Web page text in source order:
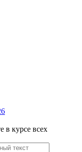
в курсе всех